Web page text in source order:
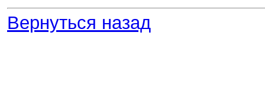
Вернуться назад